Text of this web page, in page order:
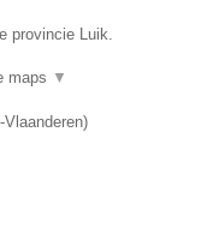
provincie Luik.
maps ▼
Vlaanderen)